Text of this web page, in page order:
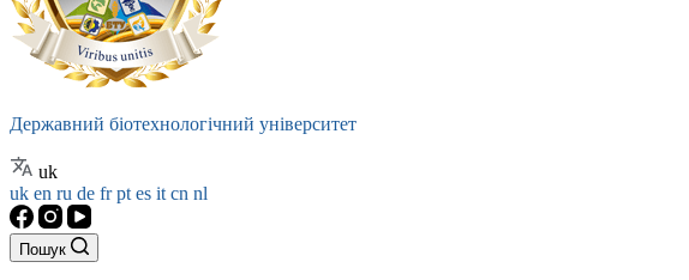
Державний біотехнологічний університет
uk
uk en ru de frpt es it cn nl
Пошук